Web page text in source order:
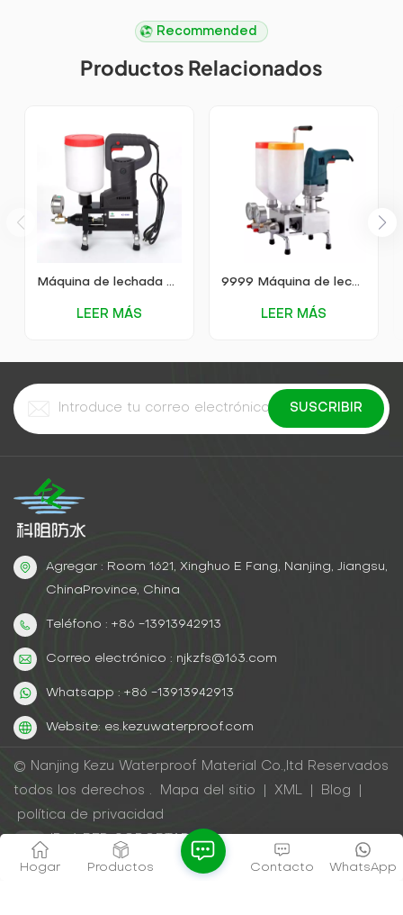
Recommended
Productos Relacionados
Máquina de lechada de alta presión KEZU 9999
LEER MÁS
9999 Máquina de lechada de alta presión
LEER MÁS
Agregar : Room 1621, Xinghuo E Fang, Nanjing, Jiangsu,
ChinaProvince, China
Teléfono : +86 -13913942913
Correo electrónico : njkzfs@163.com
Whatsapp : +86 -13913942913
Website: es.kezuwaterproof.com
© Nanjing Kezu Waterproof Material Co.,ltd Reservados
todos los derechos .
Mapa del sitio XML Blog
política de privacidad
IPv6 RED SOPORTADA
Hogar Productos WhatsApp
Contacto